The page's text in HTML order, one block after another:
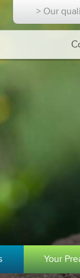
> Our
Your